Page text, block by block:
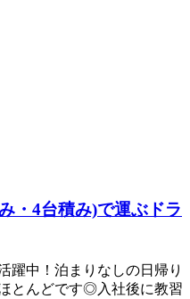
・4台積み)で運ぶドラ
中！泊まりなしの日帰り
とんどです◎入社後に教習